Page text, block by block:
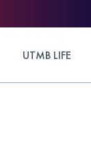
UTMB LIFE